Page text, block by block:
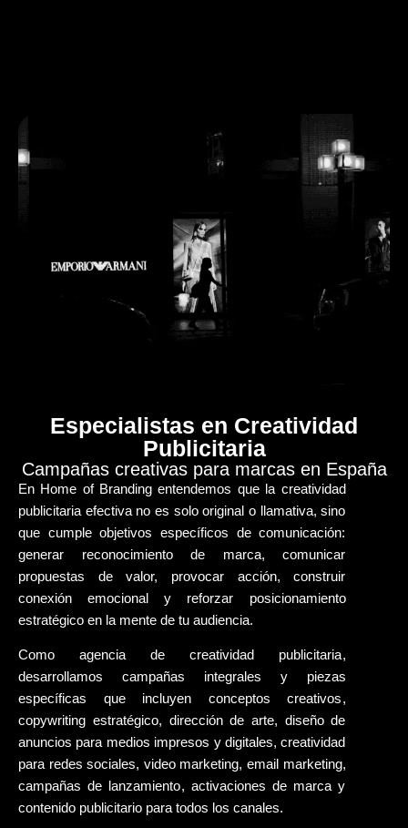
Especialistas en Creatividad
Publicitaria
Campañas creativas para marcas en España
En Home of Branding entendemos que la creatividad
publicitaria efectivano es solo original o llamativa, sino
que cumple objetivos específicos de comunicación:
generar reconocimiento de marca, comunicar
propuestas de valor, provocar acción, construir
conexión emocional y reforzar posicionamiento
estratégico en la mente de tu audiencia.
Comoagencia de creatividad publicitaria,
desarrollamos campañas integrales y piezas
específicas que incluyen conceptos creativos,
copywriting estratégico, dirección de arte, diseño de
anuncios para medios impresos y digitales,creatividad
para redes sociales, video marketing, email marketing,
campañas de lanzamiento, activaciones de marca y
contenido publicitario para todos los canales.